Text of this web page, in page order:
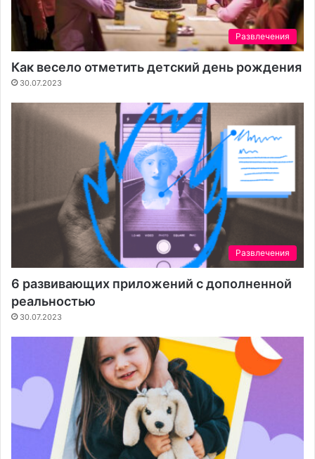
Развлечения
Как весело отметить детский день рождения
30.07.2023
Развлечения
6 развивающих приложений с дополненной
реальностью
30.07.2023